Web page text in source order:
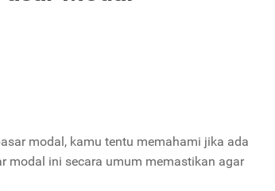
modal, kamu tentu memahami jika ada
modal ini secara umum memastikan agar